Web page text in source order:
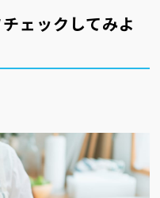
ェックしてみよ